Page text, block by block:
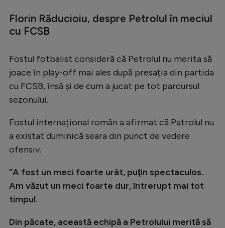
Starurile fotbalului
Stranieri
Clasamente
Tenis
Natație
Formula 1
Auto
Florin Răducioiu, despre Petrolul în meciul
cu FCSB
Fostul fotbalist consideră că Petrolul nu merita să
joace în play-off mai ales după presația din partida
cu FCSB, însă și de cum a jucat pe tot parcursul
sezonului.
Fostul internațional român a afirmat că Patrolul nu
a existat duminică seara din punct de vedere
ofensiv.
”A fost un meci foarte urât, puţin spectaculos.
Am văzut un meci foarte dur, întrerupt mai tot
timpul.
Din păcate, această echipă a Petrolului merită să